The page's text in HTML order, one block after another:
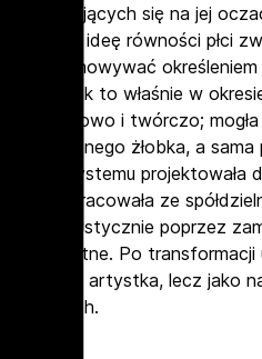
dokonujących się na jej
władzę ideę równości płci
podsumowywać
A jednak to właśnie w
zawodowo i twórczo;
bezpłatnego żłobka, a
tego systemu projektowała
współpracowała ze
się artystycznie poprzez
i prywatne. Po
się jako artystka, lecz jako
wiejskich.